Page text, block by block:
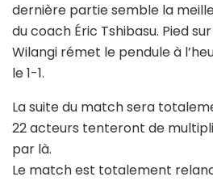
dernière partie semble la
du coach Éric Tshibasu. Pied
Wilangi rémet le pendule à
le 1-1.
La suite du match sera
22 acteurs tenteront de
par là.
Le match est totalement